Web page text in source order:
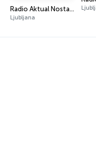
Radio Aktual Nostalgija
Ljubljana